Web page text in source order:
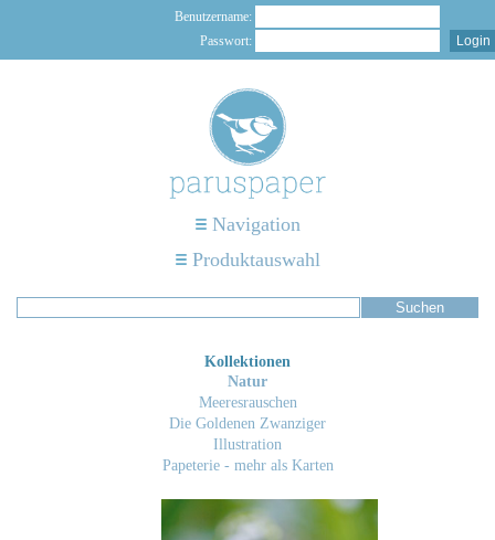
Benutzername:
Passwort:
Navigation
Produktauswahl
Kollektionen
Natur
Meeresrauschen
Die Goldenen Zwanziger
Illustration
Papeterie - mehr als Karten